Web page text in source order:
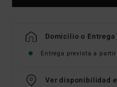
Domicilio o
Entrega prevista a
Ver disponibilidad